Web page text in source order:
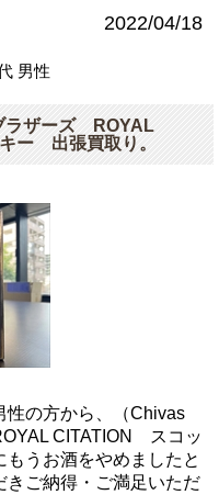
2022/04/18
男性
ラザーズ ROYAL
ー 出張買取り。
性の方から、（Chivas
CITATION スコッ
うお酒をやめましたと
きご納得・ご満足いただ